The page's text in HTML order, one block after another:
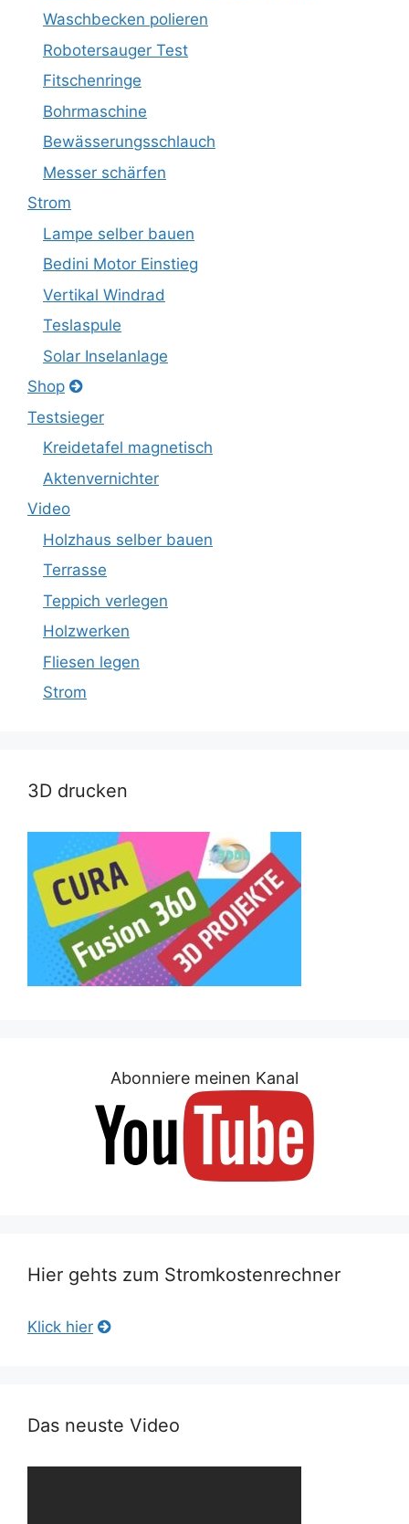
Waschbecken polieren
Robotersauger Test
Fitschenringe
Bohrmaschine
Bewässerungsschlauch
Messer schärfen
Strom
Lampe selber bauen
Bedini Motor Einstieg
Vertikal Windrad
Teslaspule
Solar Inselanlage
Shop
Testsieger
Kreidetafel magnetisch
Aktenvernichter
Video
Holzhaus selber bauen
Terrasse
Teppich verlegen
Holzwerken
Fliesen legen
Strom
3D drucken
Abonniere meinen Kanal
Hier gehts zum Stromkostenrechner
Klick hier
Das neuste Video